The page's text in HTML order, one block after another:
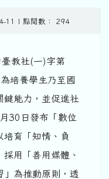
11 | 點閱數： 294
教社(一)字第
培養學生乃至國
鍵能力，並促進社
30日發布「數位
培育「知情、負
用「善用媒體、
」為推動原則，透